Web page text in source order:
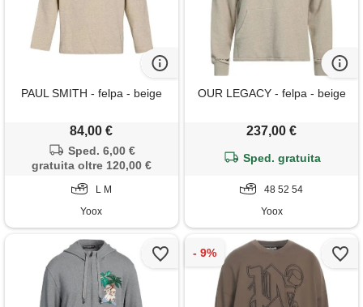
PAUL SMITH - felpa - beige
84,00 €
Sped. 6,00 €
gratuita oltre 120,00 €
L M
Yoox
OUR LEGACY - felpa - beige
237,00 €
Sped. gratuita
48 52 54
Yoox